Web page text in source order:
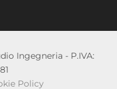
Ingegneria - P.IVA:
Policy